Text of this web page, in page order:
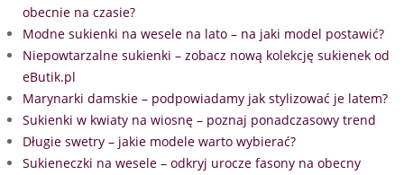
obecnie na czasie?
Modne sukienki na wesele na lato – na jaki model postawić?
Niepowtarzalne sukienki – zobacz nową kolekcję sukienek od
eButik.pl
Marynarki damskie – podpowiadamy jak stylizować je latem?
Sukienki w kwiaty na wiosnę – poznaj ponadczasowy trend
Długie swetry – jakie modele warto wybierać?
Sukieneczki na wesele – odkryj urocze fasony na obecny